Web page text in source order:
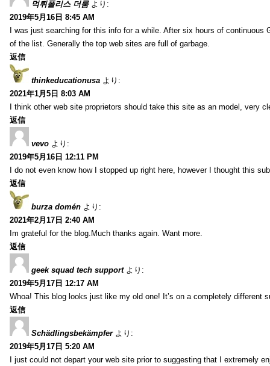
먹튀폴리스 더룸 より:
2019年5月16日 8:45 AM
I was just searching for this info for a while. After six hours of
of the list. Generally the top web sites are full of garbage.
返信
thinkeducationusa より:
2021年1月5日 8:03 AM
I think other web site proprietors should take this site as an model, very
返信
vevo より:
2019年5月16日 12:11 PM
I do not even know how I stopped up right here, however I thought this
返信
burza domén より:
2021年2月17日 2:40 AM
Im grateful for the blog.Much thanks again. Want more.
返信
geek squad tech support より:
2019年5月17日 12:17 AM
Whoa! This blog looks just like my old one! It’s on a completely
返信
Schädlingsbekämpfer より:
2019年5月17日 5:20 AM
I just could not depart your web site prior to suggesting that I extremely